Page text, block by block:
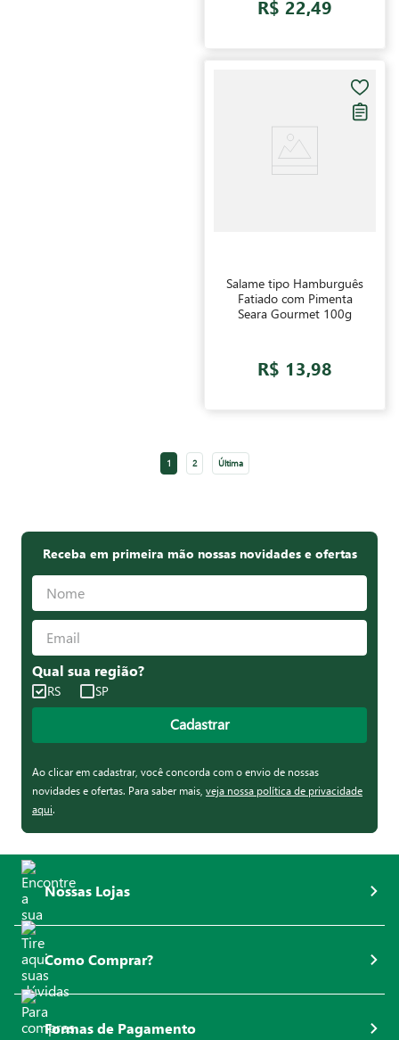
R$ 22,49
Salame tipo Hamburguês
Fatiado com Pimenta
Seara Gourmet 100g
R$ 13,98
1 2 Última
Receba em primeira mão nossas novidades e ofertas
Qual sua região?
RS SP
Cadastrar
Ao clicar em cadastrar, você concorda com o envio de nossas
novidades e ofertas. Para saber mais, veja nossa política de privacidade
aqui.
Nossas Lojas
Como Comprar?
Formas de Pagamento